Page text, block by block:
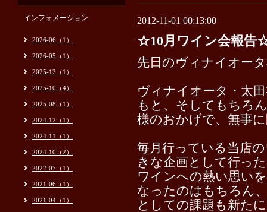
2012-11-01 00:13:00
☆10月ワイン会報告
先日のヴィナイオー
ヴィナイオータ・太
もと、そしてもちろ
様のおかげで、無事
毎月行っている当店
きな企画として行っ
ワインへの熱い思い
なったのはもちろん
としての課題も新た
インフォメーション
2026-06（1）
2026-05（1）
2025-12（1）
2025-10（4）
2025-08（1）
2024-12（1）
2024-11（1）
2024-10（2）
2022-07（1）
2021-06（1）
2021-04（1）